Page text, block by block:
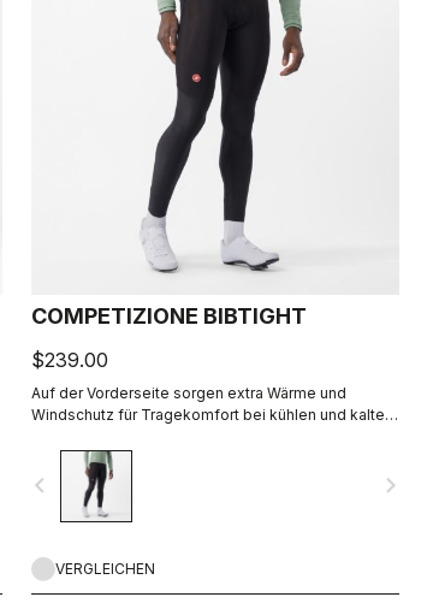
COMPETIZIONE BIBTIGHT
$239.00
Auf der Vorderseite sorgen extra Wärme und
Windschutz für Tragekomfort bei kühlen und kalten
Komfort. KISS Air2 Sitzpolster.
navigate_before navigate_next
VERGLEICHEN